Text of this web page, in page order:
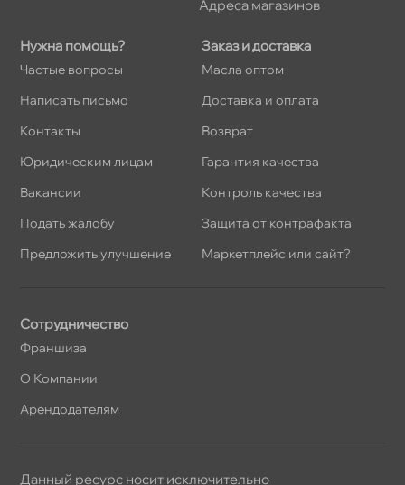
Нужна помощь?
Частые вопросы
Написать письмо
Контакты
Юридическим лицам
акансии
Подать жалобу
Предложить улучшение
Заказ и доставка
Масла оптом
Доставка и оплата
озврат
Гарантия качества
Контроль качества
Защита от контрафакта
Маркетплейс или сайт?
Сотрудничество
Франшиза
О Компании
Арендодателям
Адреса магазино
Данный ресурс носит исключительно